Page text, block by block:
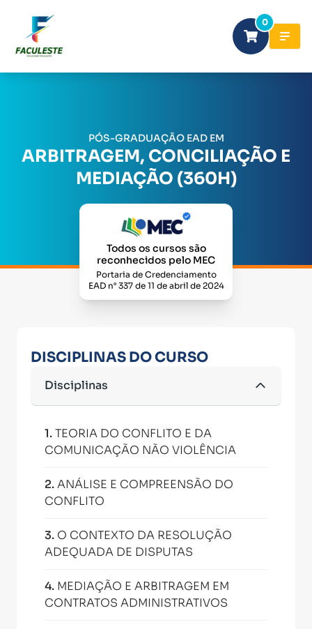
0
PÓS-GRADUAÇÃO EAD EM
ARBITRAGEM, CONCILIAÇÃO E
MEDIAÇÃO (360H)
Todos os cursos são
reconhecidos pelo MEC
Portaria de Credenciamento
EAD n° 337 de 11 de abril de 2024
DISCIPLINAS DO CURSO
Disciplinas
1.TEORIA DO CONFLITO E DA
COMUNICAÇÃO NÃO VIOLÊNCIA
2.ANÁLISE E COMPREENSÃO DO
CONFLITO
3. O CONTEXTO DA RESOLUÇÃO
ADEQUADA DE DISPUTAS
4. MEDIAÇÃO E ARBITRAGEM EM
CONTRATOS ADMINISTRATIVOS